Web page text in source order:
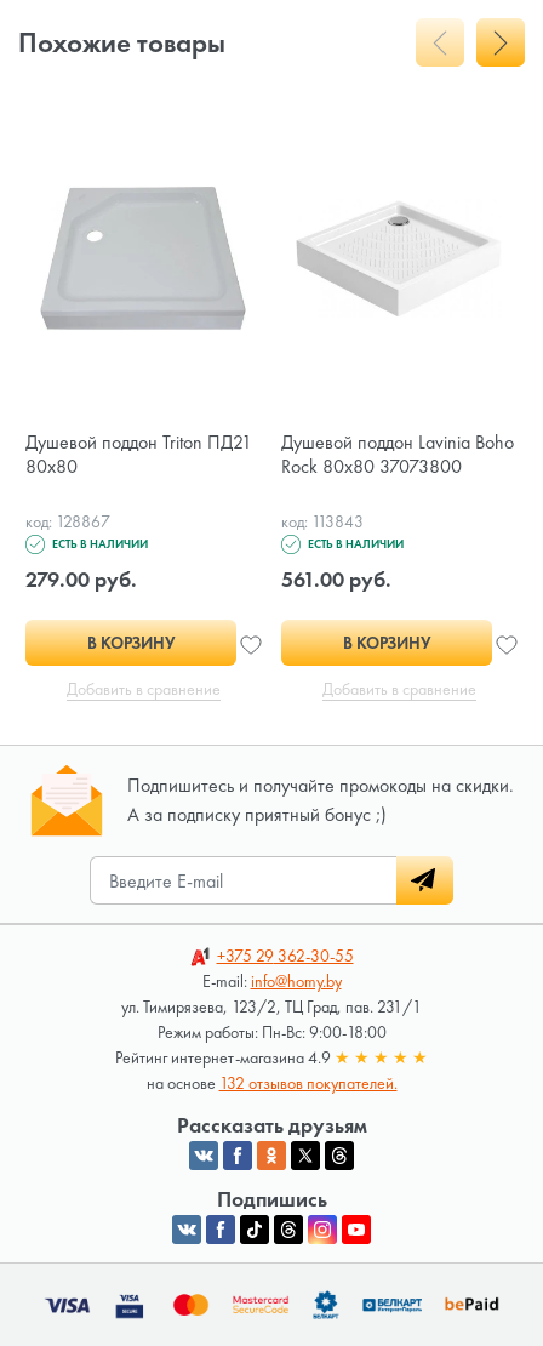
Похожие товары
Душевой поддон Triton ПД21
80х80
код: 128867
ЕСТЬ В НАЛИЧИИ
279.00 руб.
В КОРЗИНУ
Добавить в сравнение
Душевой поддон Lavinia Boho
Rock 80x80 37073800
код: 113843
ЕСТЬ В НАЛИЧИИ
561.00 руб.
В КОРЗИНУ
Добавить в сравнение
Подпишитесь и получайте промокоды на скидки.
А за подписку приятный бонус ;)
+375 29362-30-55
E-mail:info@homy.by
ул. Тимирязева, 123/2, ТЦ Град, пав. 231/1
Режим работы: Пн-Вс: 9:00-18:00
Рейтинг интернет-магазина 4.9 ★ ★ ★ ★ ★
на основе 132 отзывов покупателей.
Рассказать друзьям
Подпишись